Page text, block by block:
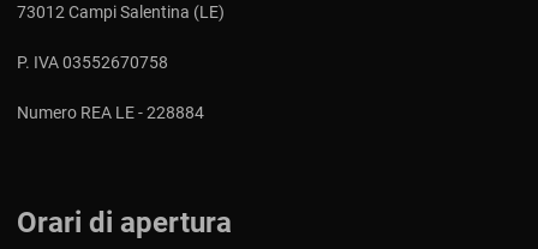
73012 Campi Salentina (LE)
P. IVA 03552670758
Numero REA LE - 228884
Orari di apertura